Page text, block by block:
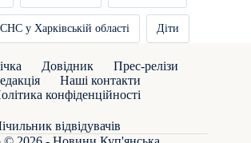
у Харківській області Діти
Довідник
Прес-релізи
Наші контакти
конфіденційності